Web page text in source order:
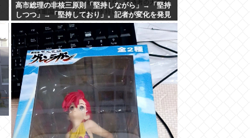
高市総理の非核三原則「堅持しながら」→「堅持
しつつ」→「堅持しており」。記者が変化を発見
し追及